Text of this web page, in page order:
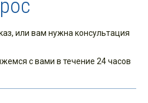
или вам нужна консультация
с вами в течение 24 часов